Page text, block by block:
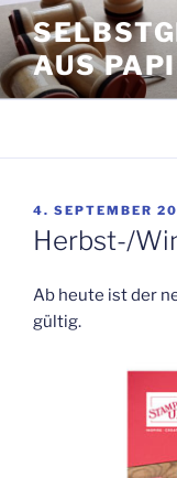
Zum
Inhalt
springen
AUS
VERÖFFENTLICHT
AM
4. SEPTEMBER
Herbst-/
Ab heute ist der
gültig.